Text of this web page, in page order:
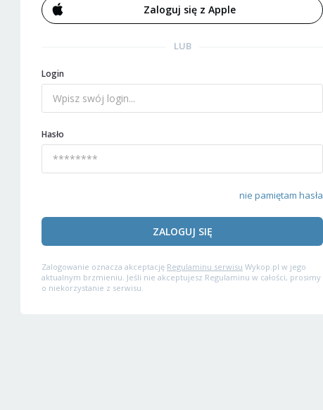
Zaloguj się z Apple
LUB
Login
Hasło
nie pamiętam hasła
ZALOGUJ SIĘ
Zalogowanie oznacza akceptację Regulaminu serwisu Wykop.pl w jego
aktualnym brzmieniu. Jeśli nie akceptujesz Regulaminu w całości, prosimy
o niekorzystanie z serwisu.